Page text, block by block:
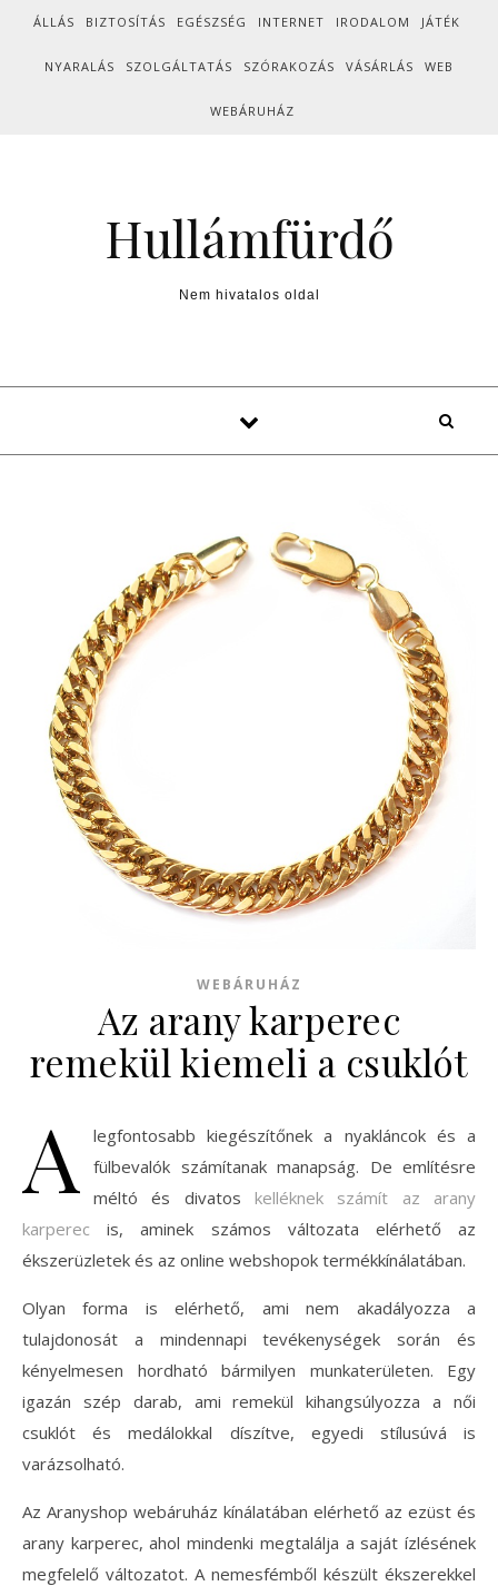
Skip to content
ÁLLÁS BIZTOSÍTÁS EGÉSZSÉG INTERNET IRODALOM JÁTÉK
NYARALÁS SZOLGÁLTATÁS SZÓRAKOZÁS VÁSÁRLÁS WEB
WEBÁRUHÁZ
Hullámfürdő
Nem hivatalos oldal
WEBÁRUHÁZ
Az arany karperec
remekül kiemeli a csuklót
A
legfontosabb kiegészítőnek a nyakláncok és a
fülbevalók számítanak manapság. De említésre
méltó és divatos kelléknek számít az arany
karperecis, aminek számos változata elérhető az
ékszerüzletek és az online webshopok termékkínálatában.
Olyan forma is elérhető, ami nem akadályozza a
tulajdonosát a mindennapi tevékenységek során és
kényelmesen hordható bármilyen munkaterületen. Egy
igazán szép darab, ami remekül kihangsúlyozza a női
csuklót és medálokkal díszítve, egyedi stílusúvá is
varázsolható.
Az Aranyshop webáruház kínálatában elérhető az ezüst és
arany karperec, ahol mindenki megtalálja a saját ízlésének
megfelelő változatot. A nemesfémből készült ékszerekkel